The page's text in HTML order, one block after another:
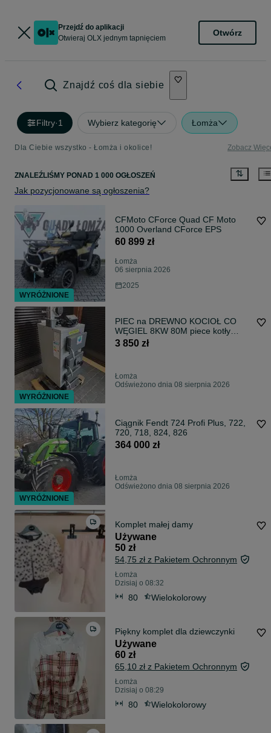
Przejdź do aplikacji
Otwieraj OLX jednym tapnięciem
Otwórz
Znajdź coś dla siebie
Filtry·1 Wybierz kategorię Łomża
Dla Ciebie wszystko - Łomża i okolice! Zobacz
ZNALEŹLIŚMY PONAD 1 000 OGŁOSZEŃ
Jak pozycjonowane są ogłoszenia?
CFMoto CForce Quad CF Moto
1000 Overland CForce EPS
60 899 zł
Łomża
06 sierpnia 2026
2025
PIEC na DREWNO KOCIOŁ CO
WĘGIEL 8KW 80M piece kotły
tradycyjne węglowy
3 850 zł
Łomża
Odświeżono dnia 08 sierpnia 2026
Ciągnik Fendt 724 Profi Plus, 722,
720, 718, 824, 826
364 000 zł
Łomża
Odświeżono dnia 08 sierpnia 2026
Komplet małej damy
Używane
50 zł
54,75 zł z Pakietem Ochronnym
Łomża
Dzisiaj o 08:32
80 Wielokolorowy
Piękny komplet dla dziewczynki
Używane
60 zł
65,10 zł z Pakietem Ochronnym
Łomża
Dzisiaj o 08:29
80 Wielokolorowy
WYRÓŻNIONE
WYRÓŻNIONE
WYRÓŻNIONE